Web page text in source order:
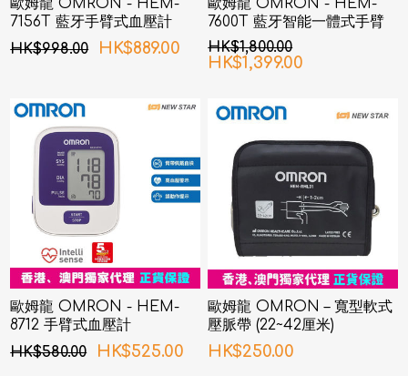
歐姆龍 OMRON - HEM-
7156T 藍牙手臂式血壓計
HK$998.00
HK$889.00
歐姆龍 OMRON - HEM-
7600T 藍牙智能一體式手臂
血壓計
HK$1,800.00
HK$1,399.00
歐姆龍 OMRON - HEM-
8712 手臂式血壓計
HK$580.00
HK$525.00
歐姆龍 OMRON – 寬型軟式
壓脈帶 (22~42厘米)
HK$250.00